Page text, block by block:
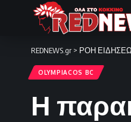
REDNEWS.gr > ΡΟΗ
OLYMPIACOS BC
Η